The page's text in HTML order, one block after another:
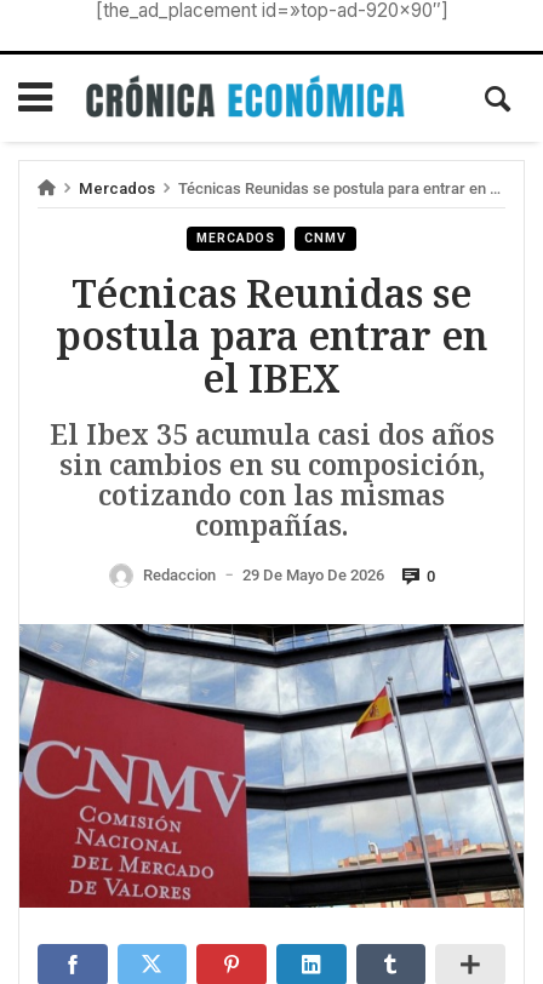
[the_ad_placement id=»top-ad-920×90″]
Mercados Técnicas Reunidas se postula para entrar en el IBEX
MERCADOS CNMV
Técnicas Reunidas se
postula para entrar en
el IBEX
El Ibex 35 acumula casi dos años
sin cambios en su composición,
cotizando con las mismas
compañías.
Redaccion — 29 De Mayo De 2026 0